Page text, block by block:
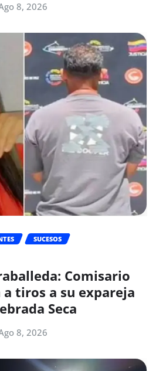
8, 2026
SUCESOS
Comisario
tiros a su expareja
Seca
8, 2026